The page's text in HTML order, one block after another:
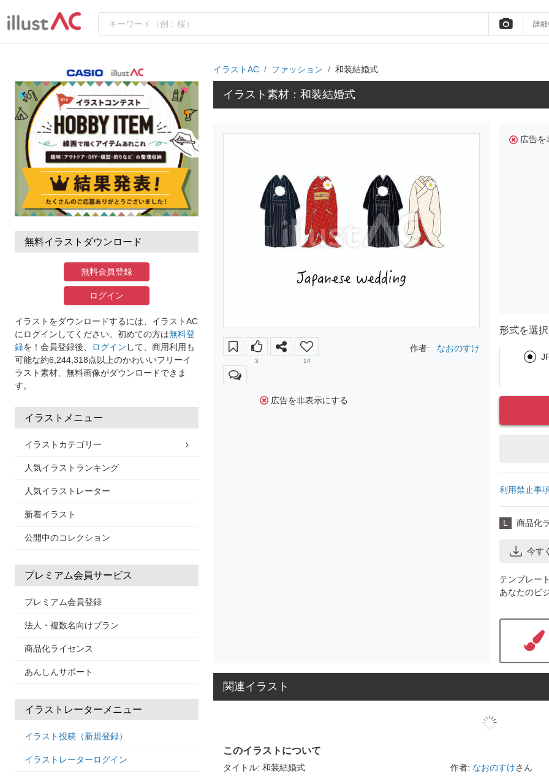
詳細
無料イラストダウンロード
無料会員登録
ログイン
イラストをダウンロードするには、イラストAC
にログインしてください。初めての方は無料登
録を！会員登録後、 ログイン して、商用利用も
可能な約6,244,318点以上のかわいいフリーイ
ラスト素材、無料画像がダウンロードできま
す。
イラストメニュー
イラストカテゴリー
人気イラストランキング
人気イラストレーター
新着イラスト
公開中のコレクション
プレミアム会員サービス
プレミアム会員登録
法人・複数名向けプラン
商品化ライセンス
あんしんサポート
イラストレーターメニュー
イラスト投稿（新規登録）
イラストレーターログイン
イラストAC ファッション 和装結婚式
イラスト素材：和装結婚式
3 14
作者: なおのすけ
広告を非表示にする
広告を
形式を選
利用禁止事
L 商品化
今す
テンプレー
あなたのビ
関連イラスト
このイラストについて
タイトル: 和装結婚式 作者: なおのすけさん